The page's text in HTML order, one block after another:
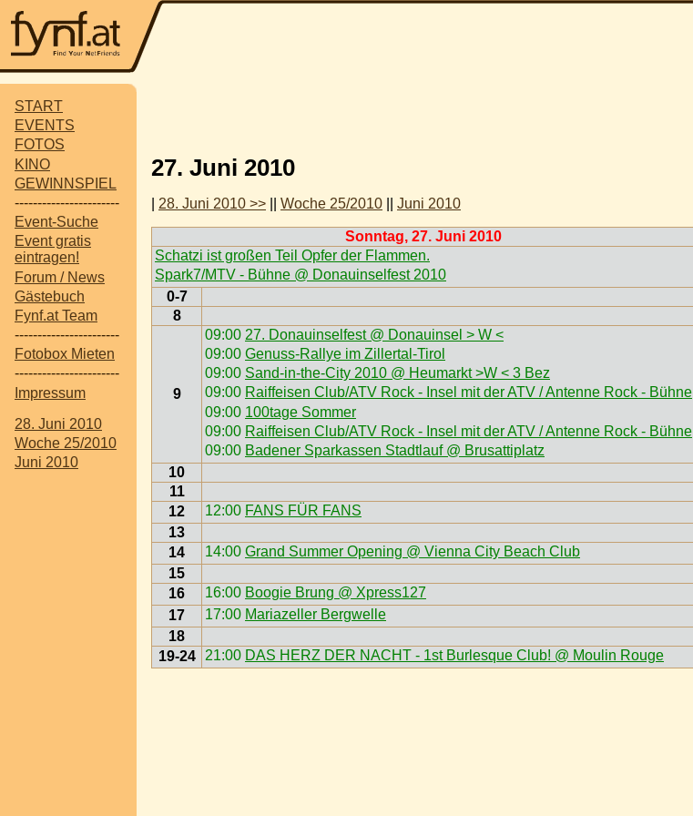
START
EVENTS
FOTOS
KINO
GEWINNSPIEL
-----------------------
Event-Suche
Event gratis
eintragen!
Forum / News
Gästebuch
Fynf.at Team
-----------------------
Fotobox Mieten
-----------------------
Impressum
28. Juni 2010
Woche 25/2010
Juni 2010
27. Juni 2010
28. Juni 2010 >> Woche 25/2010 Juni 2010
Sonntag, 27. Juni 2010
Schatzi ist großen Teil Opfer der Flammen.
Spark7/MTV - Bühne @ Donauinselfest 2010
0-7
8
9
09:00 27. Donauinselfest @ Donauinsel > W <
09:00 Genuss-Rallye im Zillertal-Tirol
09:00 Sand-in-the-City 2010 @ Heumarkt >W < 3 Bez
09:00 Raiffeisen Club/ATV Rock - Insel mit der ATV / Antenne Rock - Bühne
09:00 100tage Sommer
09:00 Raiffeisen Club/ATV Rock - Insel mit der ATV / Antenne Rock - Bühne
09:00 Badener Sparkassen Stadtlauf @ Brusattiplatz
10
11
12
12:00 FANS FÜR FANS
13
14
14:00 Grand Summer Opening @ Vienna City Beach Club
15
16
16:00 Boogie Brung @ Xpress127
17
17:00 Mariazeller Bergwelle
18
19-24
21:00 DAS HERZ DER NACHT - 1st Burlesque Club! @ Moulin Rouge